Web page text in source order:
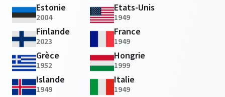
Estonie
2004
Etats-Unis
1949
Finlande
2023
France
1949
Grèce
1952
Hongrie
1999
Islande
1949
Italie
1949